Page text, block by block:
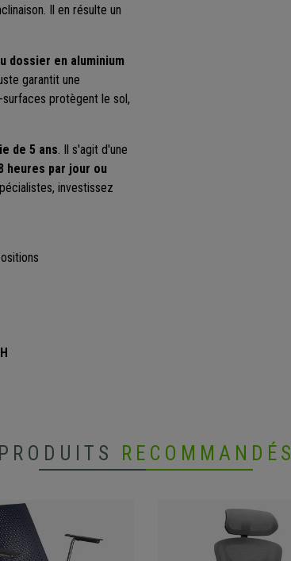
Il en résulte un
dossier en aluminium
garantit une
protègent le sol,
de 5 ans. Il s'agit d'une
heures par jour ou
investissez
PRODUITS RECOMMANDÉS